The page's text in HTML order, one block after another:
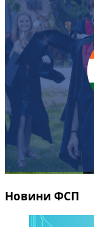
Новини ФСП